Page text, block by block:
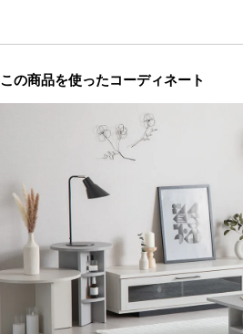
この商品を使ったコーディネート